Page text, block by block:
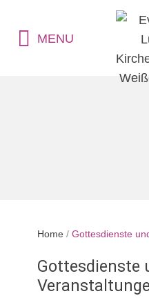
MENU
Home / Gottesdienste
Gottesdienste